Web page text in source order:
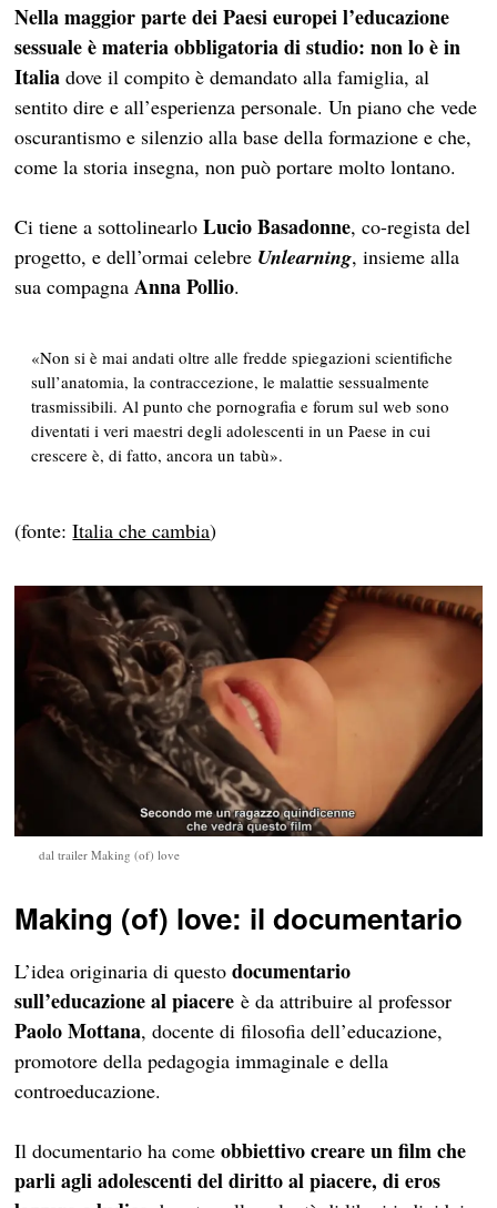
Nella maggior parte dei Paesi europei l’educazione
sessuale è materia obbligatoria di studio: non lo è in
Italia dove il compito è demandato alla famiglia, al
sentito dire e all’esperienza personale. Un piano che vede
oscurantismo e silenzio alla base della formazione e che,
come la storia insegna, non può portare molto lontano.
Ci tiene a sottolinearloLucio Basadonne, co-regista del
progetto, e dell’ormai celebre Unlearning, insieme alla
sua compagnaAnna Pollio.
«Non si è mai andati oltre alle fredde spiegazioni scientifiche
sull’anatomia, la contraccezione, le malattie sessualmente
trasmissibili. Al punto che pornografia e forum sul web sono
diventati i veri maestri degli adolescenti in un Paese in cui
crescere è, di fatto, ancora un tabù».
(fonte:Italia che cambia)
dal trailer Making (of) love
Making (of) love: il documentario
L’idea originaria di questodocumentario
sull’educazione al piacere è da attribuire al professor
Paolo Mottana, docente di filosofia dell’educazione,
promotore della pedagogia immaginale e della
controeducazione.
Il documentario ha comeobbiettivo creare un film che
parli agli adolescenti del diritto al piacere, di eros